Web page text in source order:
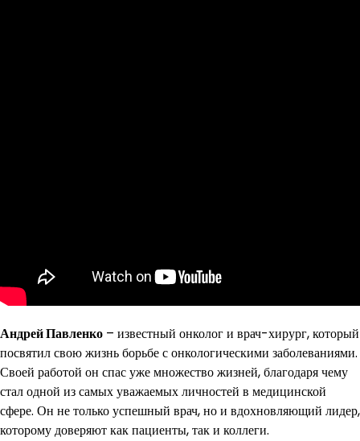
Андрей Павленко – известный онколог и врач-хирург, который
посвятил свою жизнь борьбе с онкологическими заболеваниями.
Своей работой он спас уже множество жизней, благодаря чему
стал одной из самых уважаемых личностей в медицинской
сфере. Он не только успешный врач, но и вдохновляющий лидер,
которому доверяют как пациенты, так и коллеги.